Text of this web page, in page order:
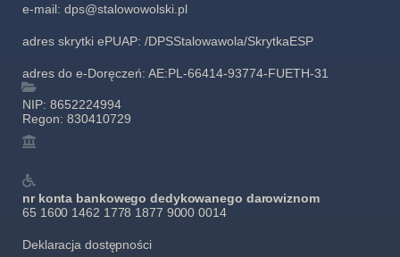
e-mail: dps@stalowowolski.pl
adres skrytki ePUAP: /DPSStalowawola/SkrytkaESP
adres do e-Doręczeń: AE:PL-66414-93774-FUETH-31
NIP: 8652224994
Regon: 830410729
nr konta bankowego dedykowanego darowiznom
65 1600 1462 1778 1877 9000 0014
Deklaracja dostępności